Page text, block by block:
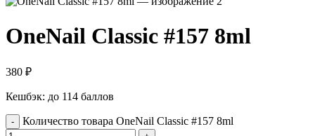
OneNail Classic #157 8ml
380 ₽
Кешбэк: до 114 баллов
Количество товара OneNail Classic #157 8ml